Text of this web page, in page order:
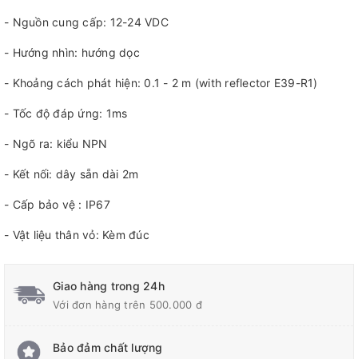
- Nguồn cung cấp: 12-24 VDC
- Hướng nhìn: hướng dọc
- Khoảng cách phát hiện: 0.1 - 2 m (with reflector E39-R1)
- Tốc độ đáp ứng: 1ms
- Ngõ ra: kiểu NPN
- Kết nối: dây sẵn dài 2m
- Cấp bảo vệ : IP67
- Vật liệu thân vỏ: Kèm đúc
Giao hàng trong 24h
Với đơn hàng trên 500.000 đ
Bảo đảm chất lượng